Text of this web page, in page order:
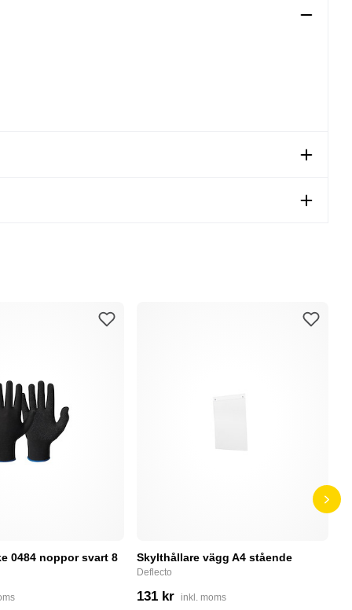
0484 noppor svart 8 Skylthållare vägg A4 stående
Deflecto
131 kr inkl. moms